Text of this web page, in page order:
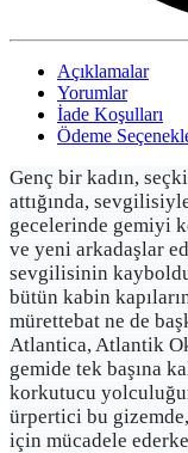
Açıklamalar
Yorumlar
İade Koşulları
Ödeme
Genç bir kadın,
attığında,
gecelerinde gemiyi
ve yeni arkadaşlar
sevgilisinin
bütün kabin
mürettebat ne de
Atlantica, Atlantik
gemide tek başına
korkutucu
ürpertici bu
için mücadele